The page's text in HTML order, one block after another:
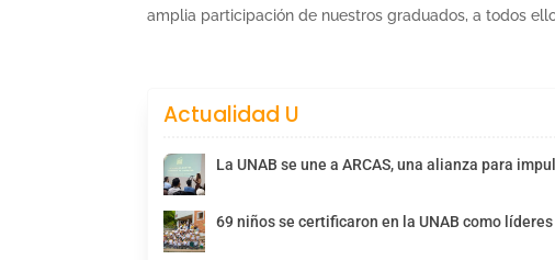
amplia participación de nuestros graduados, a todos
Actualidad U
La UNAB se une a ARCAS, una alianza para
69 niños se certificaron en la UNAB como